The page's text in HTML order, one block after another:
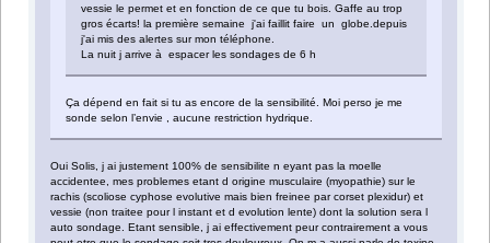
vessie le permet et en fonction de ce que tu bois. Gaffe au trop
gros écarts! la première semaine j'ai faillit faire un globe.depuis
j'ai mis des alertes sur mon téléphone.
La nuit j arrive à espacer les sondages de 6 h
Ça dépend en fait si tu as encore de la sensibilité. Moi perso je me
sonde selon l’envie , aucune restriction hydrique.
Oui Solis, j ai justement 100% de sensibilite n eyant pas la moelle
accidentee, mes problemes etant d origine musculaire (myopathie) sur le
rachis (scoliose cyphose evolutive mais bien freinee par corset plexidur) et
vessie (non traitee pour l instant et d evolution lente) dont la solution sera l
auto sondage. Etant sensible, j ai effectivement peur contrairement a vous